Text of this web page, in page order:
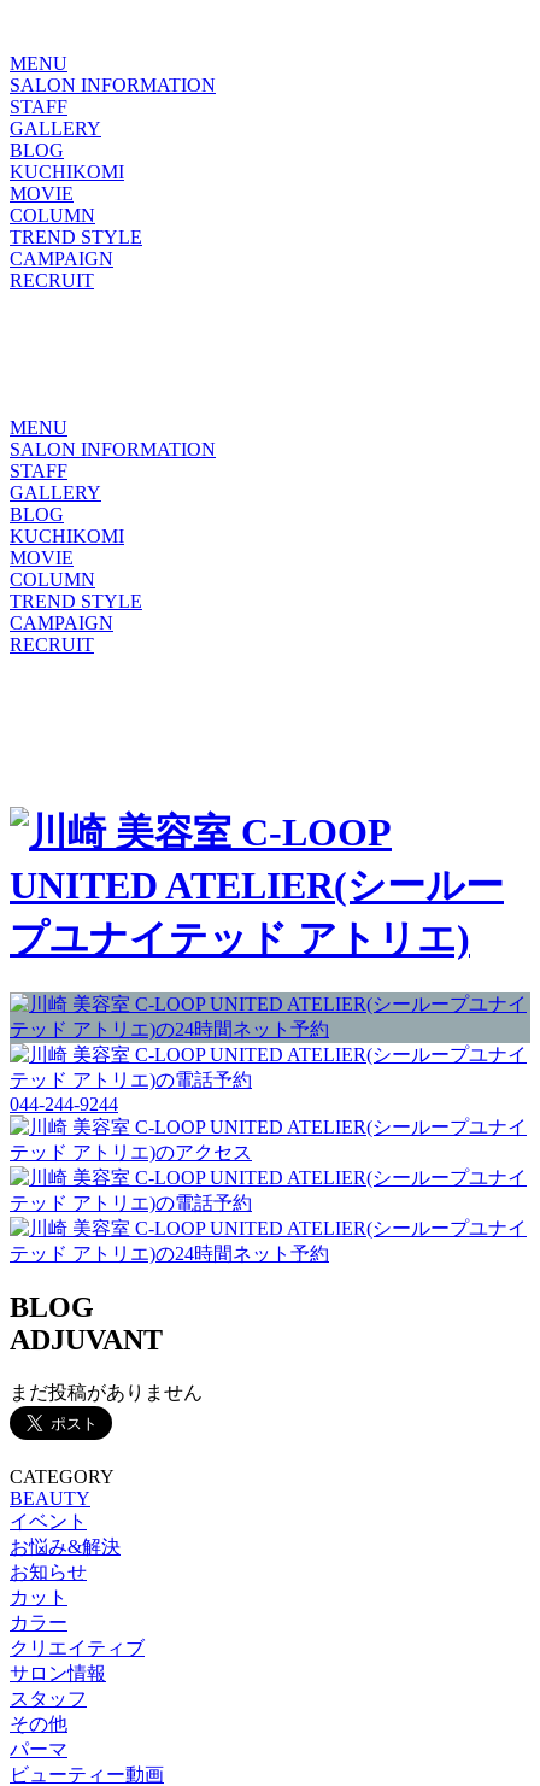
MENU
SALON INFORMATION
STAFF
GALLERY
BLOG
KUCHIKOMI
MOVIE
COLUMN
TREND STYLE
CAMPAIGN
RECRUIT
MENU
SALON INFORMATION
STAFF
GALLERY
BLOG
KUCHIKOMI
MOVIE
COLUMN
TREND STYLE
CAMPAIGN
RECRUIT
044-244-9244
BLOG
ADJUVANT
まだ投稿がありません
CATEGORY
BEAUTY
イベント
お悩み&解決
お知らせ
カット
カラー
クリエイティブ
サロン情報
スタッフ
その他
パーマ
ビューティー動画